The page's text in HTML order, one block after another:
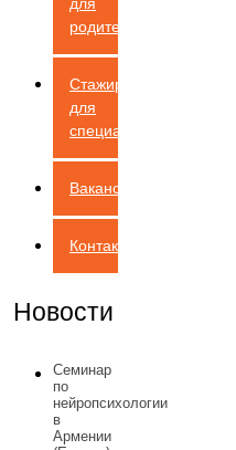
родителей
Стажировка
для
специалистов
Вакансии
Контакты
Новости
Семинар
по
нейропсихологии
в
Армении